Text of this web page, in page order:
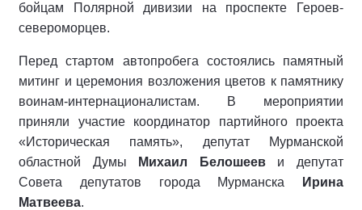
бойцам Полярной дивизии на проспекте Героев-
североморцев.
Перед стартом автопробега состоялись памятный
митинг и церемония возложения цветов к памятнику
воинам-интернационалистам. В мероприятии
приняли участие координатор партийного проекта
«Историческая память», депутат Мурманской
областной Думы
Михаил Белошееви депутат
Совета депутатов города Мурманска
Ирина
Матвеева.